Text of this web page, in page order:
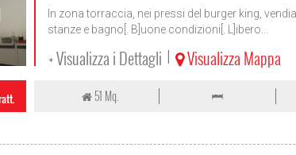
In zona torraccia, nei pressi del burger king,
stanze e bagno[. B]uone condizioni[. L]ibero...
+ Visualizza i Dettagli |
Visualizza Mappa
51 Mq.